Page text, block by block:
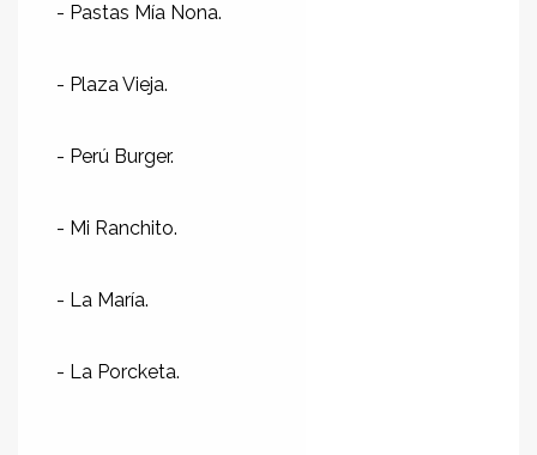
- Pastas Mía Nona.
- Plaza Vieja.
- Perú Burger.
- Mi Ranchito.
- La María.
- La Porcketa.